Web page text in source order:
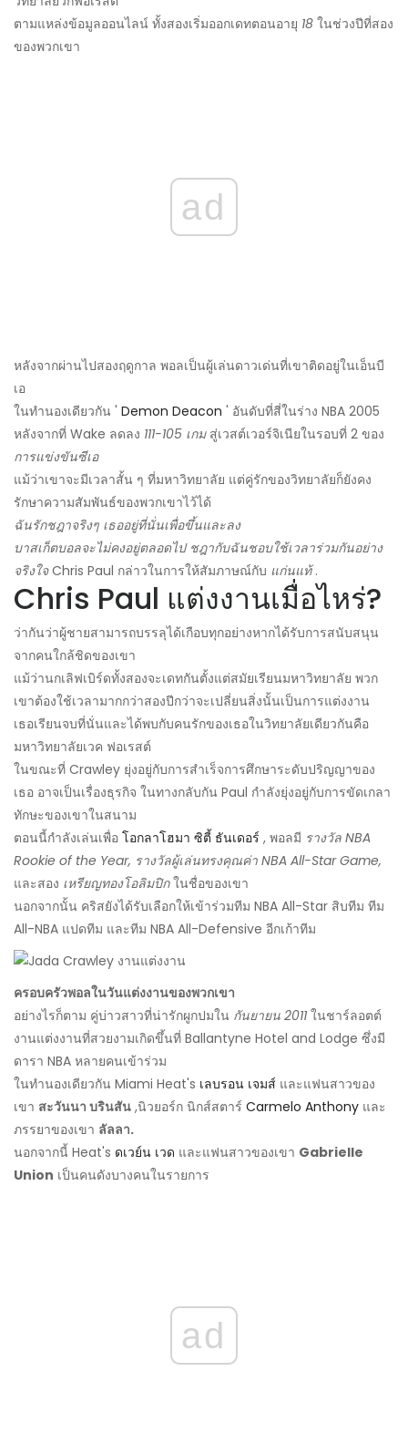
ตามแหล่งข้อมูลออนไลน์ ทั้งสองเริ่มออกเดทตอนอายุ 18 ในช่วงปีที่สอง
ของพวกเขา
ad
หลังจากผ่านไปสองฤดูกาล พอลเป็นผู้เล่นดาวเด่นที่เขาติดอยู่ในเอ็นบี
เอ
ในทำนองเดียวกัน ' Demon Deacon ' อันดับที่สี่ในร่าง NBA 2005
หลังจากที่ Wake ลดลง 111-105 เกมสู่เวสต์เวอร์จิเนียในรอบที่ 2 ของ
การแข่งขันซีเอ
แม้ว่าเขาจะมีเวลาสั้น ๆ ที่มหาวิทยาลัย แต่คู่รักของวิทยาลัยก็ยังคง
รักษาความสัมพันธ์ของพวกเขาไว้ได้
ฉันรักชฎาจริงๆ เธออยู่ที่นั่นเพื่อขึ้นและลง
บาสเก็ตบอลจะไม่คงอยู่ตลอดไป ชฎากับฉันชอบใช้เวลาร่วมกันอย่าง
จริงใจChris Paul กล่าวในการให้สัมภาษณ์กับ แก่นแท้.
Chris Paul แต่งงานเมื่อไหร่?
ว่ากันว่าผู้ชายสามารถบรรลุได้เกือบทุกอย่างหากได้รับการสนับสนุน
จากคนใกล้ชิดของเขา
แม้ว่านกเลิฟเบิร์ดทั้งสองจะเดทกันตั้งแต่สมัยเรียนมหาวิทยาลัย พวก
เขาต้องใช้เวลามากกว่าสองปีกว่าจะเปลี่ยนสิ่งนั้นเป็นการแต่งงาน
เธอเรียนจบที่นั่นและได้พบกับคนรักของเธอในวิทยาลัยเดียวกันคือ
มหาวิทยาลัยเวค ฟอเรสต์
ในขณะที่ Crawley ยุ่งอยู่กับการสำเร็จการศึกษาระดับปริญญาของ
เธอ อาจเป็นเรื่องธุรกิจ ในทางกลับกัน Paul กำลังยุ่งอยู่กับการขัดเกลา
ทักษะของเขาในสนาม
ตอนนี้กำลังเล่นเพื่อ โอกลาโฮมา ซิตี้ ธันเดอร์ , พอลมี รางวัล NBA
Rookie of the Year, รางวัลผู้เล่นทรงคุณค่า NBA All-Star Game,
และสอง เหรียญทองโอลิมปิกในชื่อของเขา
นอกจากนั้น คริสยังได้รับเลือกให้เข้าร่วมทีม NBA All-Star สิบทีม ทีม
All-NBA แปดทีม และทีม NBA All-Defensive อีกเก้าทีม
ครอบครัวพอลในวันแต่งงานของพวกเขา
อย่างไรก็ตาม คู่บ่าวสาวที่น่ารักผูกปมใน กันยายน 2011 ในชาร์ลอตต์
งานแต่งงานที่สวยงามเกิดขึ้นที่ Ballantyne Hotel and Lodge ซึ่งมี
ดารา NBA หลายคนเข้าร่วม
ในทำนองเดียวกัน Miami Heat's เลบรอน เจมส์ และแฟนสาวของ
เขา สะวันนา บรินสัน ,นิวยอร์ก นิกส์สตาร์ Carmelo Anthony และ
ภรรยาของเขา ลัลลา.
นอกจากนี้ Heat's ดเวย์น เวด และแฟนสาวของเขา Gabrielle
Union เป็นคนดังบางคนในรายการ
ad